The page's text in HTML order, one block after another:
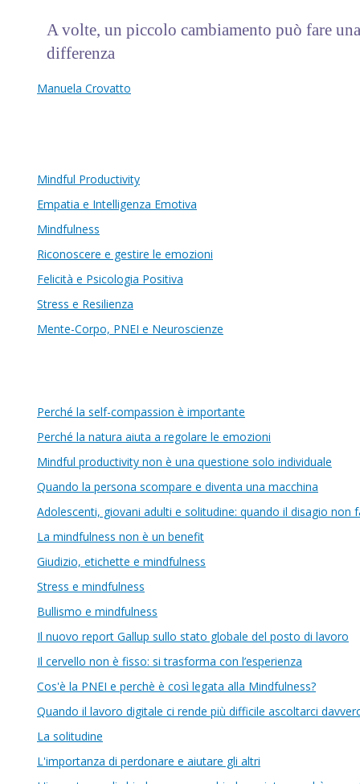
A volte, un piccolo cambiamento può fare
differenza
Manuela Crovatto
Mindful Productivity
Empatia e Intelligenza Emotiva
Mindfulness
Riconoscere e gestire le emozioni
Felicità e Psicologia Positiva
Stress e Resilienza
Mente-Corpo, PNEI e Neuroscienze
Perché la self-compassion è importante
Perché la natura aiuta a regolare le emozioni
Mindful productivity non è una questione solo individuale
Quando la persona scompare e diventa una macchina
Adolescenti, giovani adulti e solitudine: quando il disagio non
La mindfulness non è un benefit
Giudizio, etichette e mindfulness
Stress e mindfulness
Bullismo e mindfulness
Il nuovo report Gallup sullo stato globale del posto di lavoro
Il cervello non è fisso: si trasforma con l’esperienza
Cos'è la PNEI e perchè è così legata alla Mindfulness?
Quando il lavoro digitale ci rende più difficile ascoltarci
La solitudine
L'importanza di perdonare e aiutare gli altri